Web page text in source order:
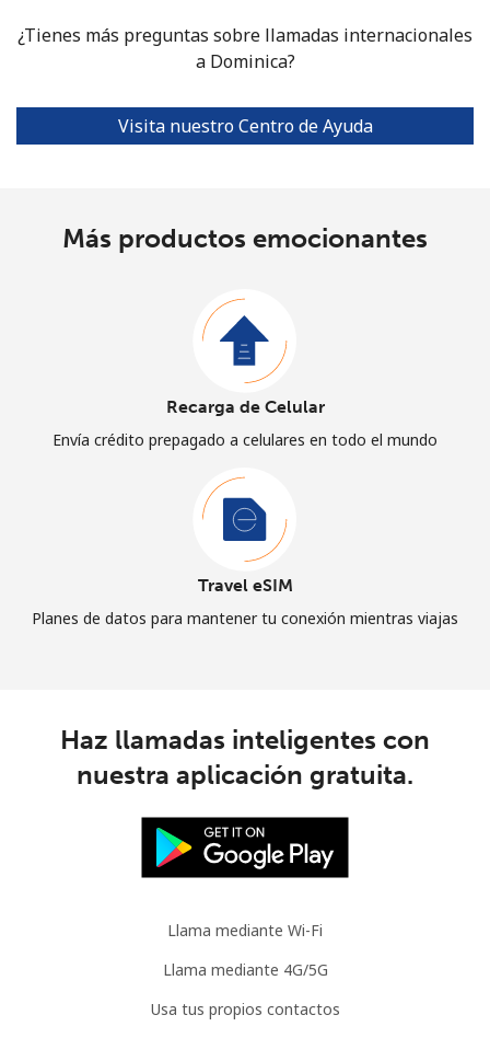
¿Tienes más preguntas sobre llamadas internacionales
a Dominica?
Visita nuestro Centro de Ayuda
Más productos emocionantes
Recarga de Celular
Envía crédito prepagado a celulares en todo el mundo
Travel eSIM
Planes de datos para mantener tu conexión mientras viajas
Haz llamadas inteligentes con
nuestra aplicación gratuita.
Llama mediante Wi-Fi
Llama mediante 4G/5G
Usa tus propios contactos